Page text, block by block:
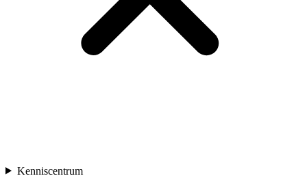
Kenniscentrum